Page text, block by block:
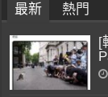
最新 熱門
[